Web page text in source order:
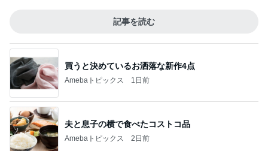
記事を読む
買うと決めているお洒落な新作4点
Amebaトピックス 1日前
夫と息子の横で食べたコストコ品
Amebaトピックス 2日前